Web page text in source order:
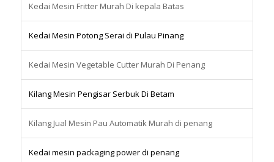
Kedai Mesin Fritter Murah Di kepala Batas
Kedai Mesin Potong Serai di Pulau Pinang
Kedai Mesin Vegetable Cutter Murah Di Penang
Kilang Mesin Pengisar Serbuk Di Betam
Kilang Jual Mesin Pau Automatik Murah di penang
Kedai mesin packaging power di penang